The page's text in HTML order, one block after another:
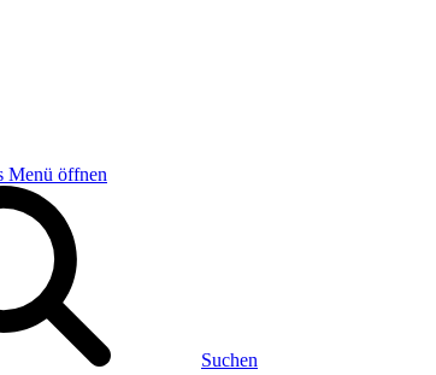
Menü öffnen
Suchen